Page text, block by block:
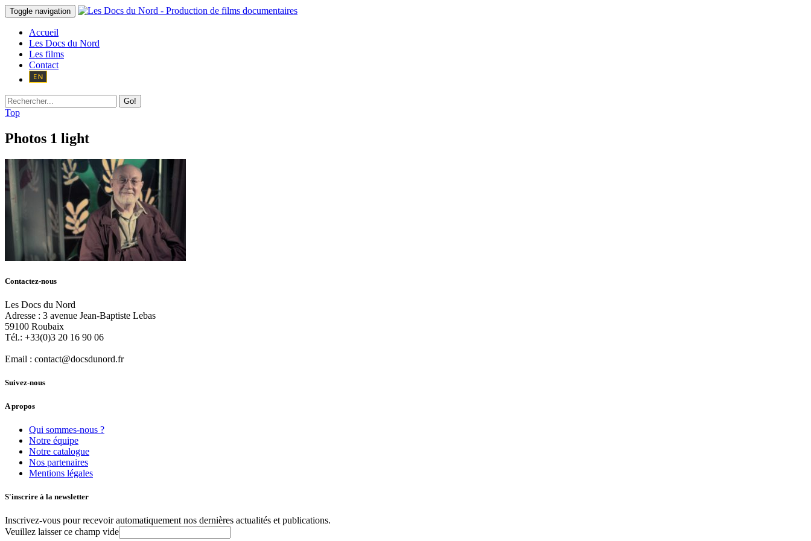
Toggle navigation
Accueil
Les Docs du Nord
Les films
Contact
Go!
Top
Photos 1 light
Contactez-nous
Les Docs du Nord
Adresse : 3 avenue Jean-Baptiste Lebas
59100 Roubaix
Tél.: +33(0)3 20 16 90 06
Email : contact@docsdunord.fr
Suivez-nous
A propos
Qui sommes-nous ?
Notre équipe
Notre catalogue
Nos partenaires
Mentions légales
S'inscrire à la newsletter
Inscrivez-vous pour recevoir automatiquement nos dernières actualités et publications.
Veuillez laisser ce champ vide